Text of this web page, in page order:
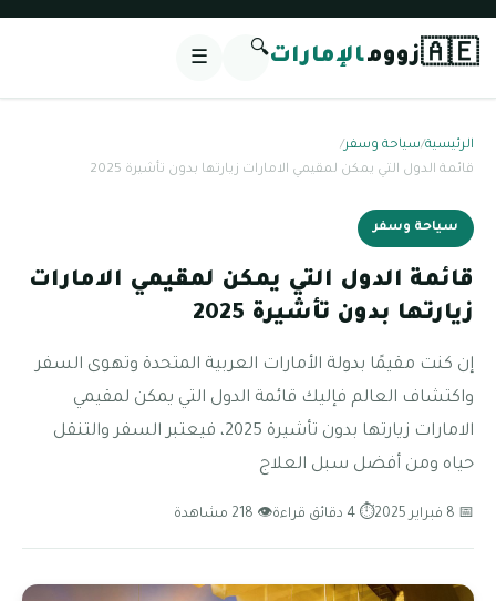
🇦🇪زوومالإمارات🔍
☰
الرئيسية/سياحة وسفر/
قائمة الدول التي يمكن لمقيمي الامارات زيارتها بدون تأشيرة 2025
سياحة وسفر
قائمة الدول التي يمكن لمقيمي الامارات
زيارتها بدون تأشيرة 2025
إن كنت مقيمًا بدولة الأمارات العربية المتحدة وتهوى السفر
واكتشاف العالم فإليك قائمة الدول التي يمكن لمقيمي
الامارات زيارتها بدون تأشيرة 2025، فيعتبر السفر والتنقل
حياه ومن أفضل سبل العلاج
📅 8 فبراير 2025 ⏱ 4 دقائق قراءة 👁 218 مشاهدة